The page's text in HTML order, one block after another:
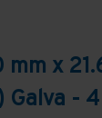
x
Galva -